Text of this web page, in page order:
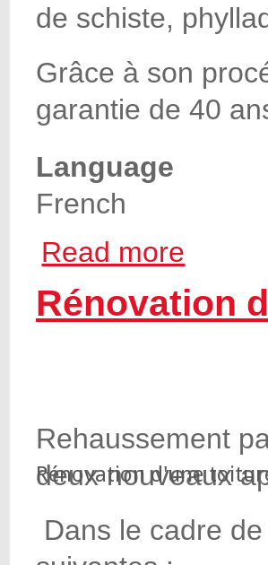
de schiste,
Grâce à son
garantie de 40
Language
French
Read more
Rénovation
Rénovation d'une
Rehaussement
deux nouveaux
Dans le cadre